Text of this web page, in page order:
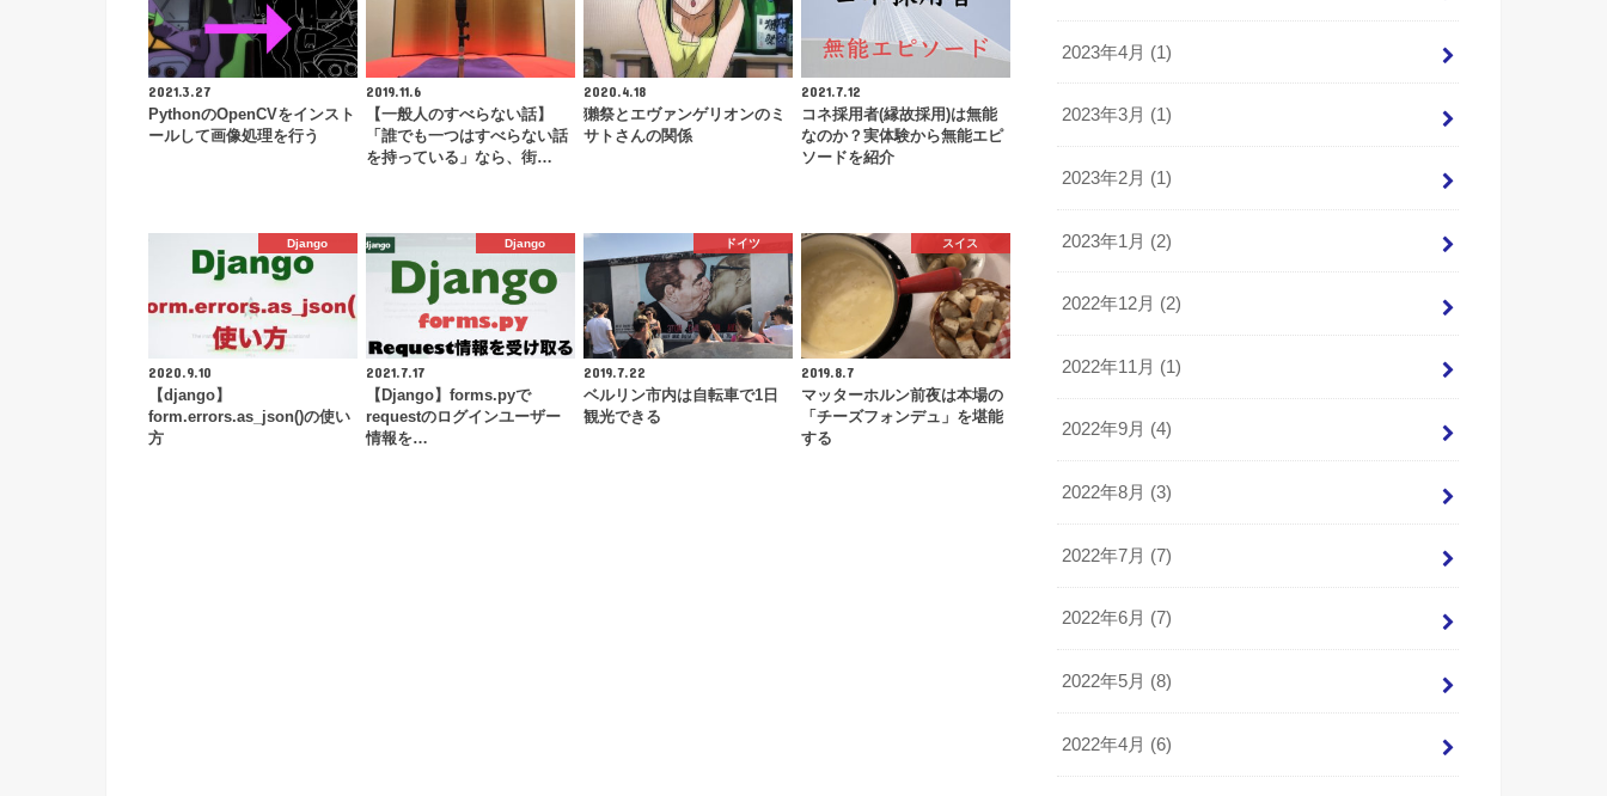
2021.3.27
PythonのOpenCVをインスト
ールして画像処理を行う
2019.11.6
【一般人のすべらない話】
「誰でも一つはすべらない話
を持っている」なら、街…
2020.4.18
獺祭とエヴァンゲリオンのミ
サトさんの関係
2021.7.12
コネ採用者(縁故採用)は無能
なのか？実体験から無能エピ
ソードを紹介
Django
2020.9.10
【django】
form.errors.as_json()の使い
方
Django
2021.7.17
【Django】forms.pyで
requestのログインユーザー
情報を…
ドイツ
2019.7.22
ベルリン市内は自転車で1日
観光できる
スイス
2019.8.7
マッターホルン前夜は本場の
「チーズフォンデュ」を堪能
する
2023年4月 (1)
2023年3月 (1)
2023年2月 (1)
2023年1月 (2)
2022年12月 (2)
2022年11月 (1)
2022年9月 (4)
2022年8月 (3)
2022年7月 (7)
2022年6月 (7)
2022年5月 (8)
2022年4月 (6)